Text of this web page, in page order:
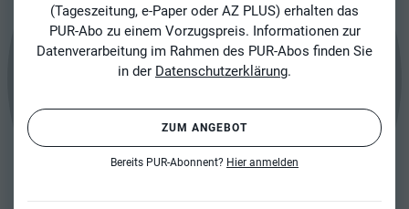
(Tageszeitung, e-Paper oder AZ PLUS) erhalten das
PUR-Abo zu einem Vorzugspreis. Informationen zur
Datenverarbeitung im Rahmen des PUR-Abos finden Sie
in der Datenschutzerklärung.
ZUM ANGEBOT
Bereits PUR-Abonnent? Hier anmelden